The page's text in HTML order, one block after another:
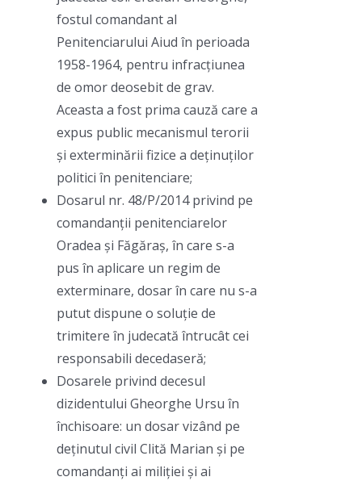
fostul comandant al
Penitenciarului Aiud în perioada
1958-1964, pentru infracțiunea
de omor deosebit de grav.
Aceasta a fost prima cauză care a
expus public mecanismul terorii
și exterminării fizice a deținuților
politici în penitenciare;
Dosarul nr. 48/P/2014 privind pe
comandanții penitenciarelor
Oradea și Făgăraș, în care s-a
pus în aplicare un regim de
exterminare, dosar în care nu s-a
putut dispune o soluție de
trimitere în judecată întrucât cei
responsabili decedaseră;
Dosarele privind decesul
dizidentului Gheorghe Ursu în
închisoare: un dosar vizând pe
deținutul civil Clită Marian și pe
comandanți ai miliției și ai